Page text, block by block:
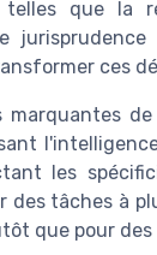
telles que la
ces
marquantes
les
des tâches à
que pour